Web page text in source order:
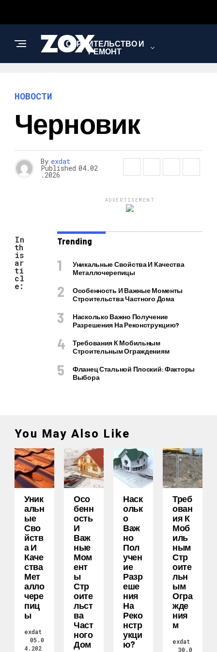
СТРОИТЕЛЬСТВО И
РЕМОНТ
НОВОСТИ
Черновик
By exdat
Published 04.02
.2026
In
th
is
ar
ti
cl
e:
ADVERTISEMENT
Trending
Уникальные Свойства И Качества
Металлочерепицы
Особенность И Важные Моменты
Строительства Частного Дома
Насколько Важно Получение
Разрешения На Реконструкцию?
Требования К Мобильным
Строительным Ограждениям
Фланец Стальной Плоский: Факторы
Выбора
You May Also Like
Уник
Альн
Ые
Сво
Йств
А И
Каче
Ства
Мет
Алло
Чере
Пиц
Ы
exdat
05.0
4.202
Осо
Бенн
Ость
И
Важ
Ные
Мом
Ент
Ы
Стр
Оите
Льст
Ва
Част
Ного
Дом
Наск
Ольк
О
Важ
Но
Пол
Учен
Ие
Разр
Еше
Ния
На
Реко
Нстр
Укци
Ю?
Треб
Ован
Ия К
Моб
Иль
Ным
Стр
Оите
Льн
Ым
Огра
Жде
Ния
М
exdat
30.0